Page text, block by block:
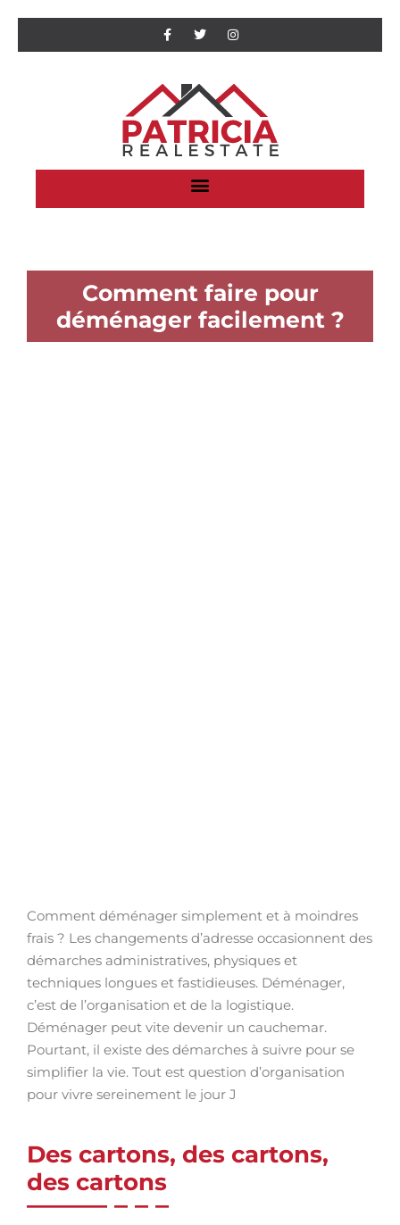
Comment faire pour
déménager facilement ?
Comment déménager simplement et à moindres
frais ? Les changements d’adresse occasionnent des
démarches administratives, physiques et
techniques longues et fastidieuses. Déménager,
c’est de l’organisation et de la logistique.
Déménager peut vite devenir un cauchemar.
Pourtant, il existe des démarches à suivre pour se
simplifier la vie. Tout est question d’organisation
pour vivre sereinement le jour J
Des cartons, des cartons,
des cartons